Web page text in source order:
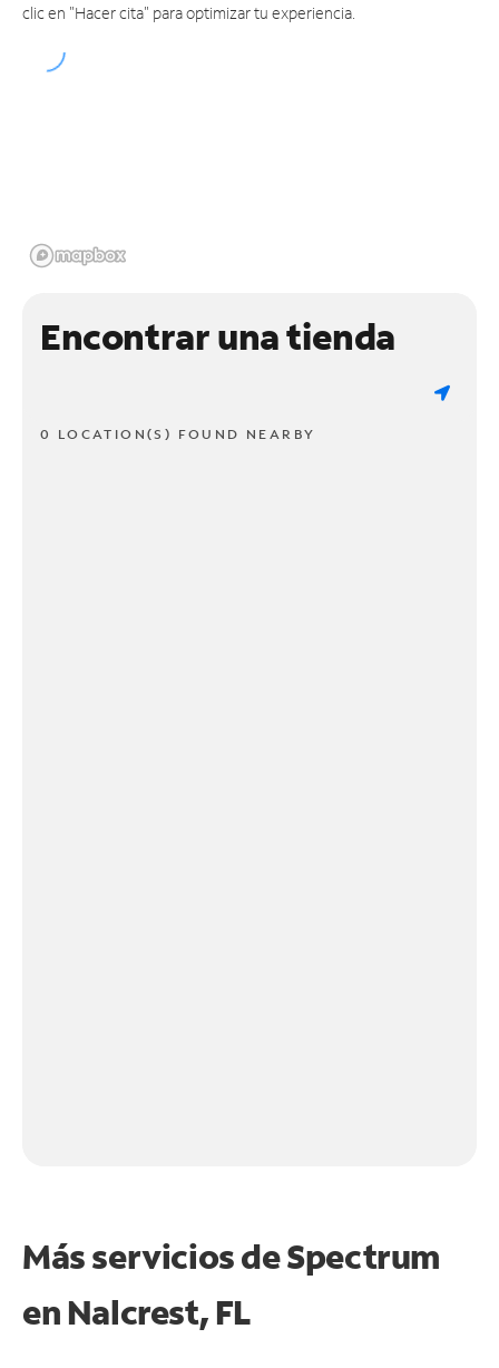
clic en "Hacer cita" para optimizar tu experiencia.
Encontrar una tienda
0 LOCATION(S) FOUND NEARBY
Más servicios de Spectrum
en Nalcrest, FL